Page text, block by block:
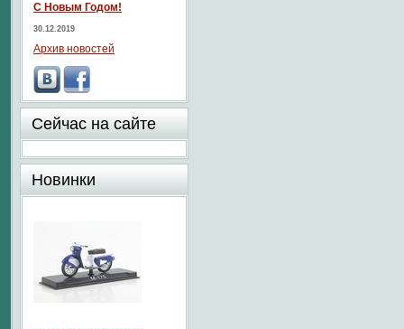
С Новым Годом!
30.12.2019
Архив новостей
Сейчас на сайте
Новинки